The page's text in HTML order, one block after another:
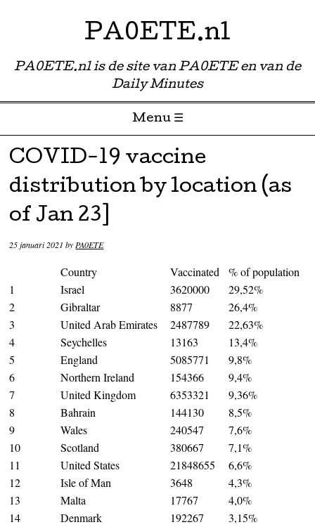
PA0ETE.nl
PA0ETE.nl is de site van PA0ETE en van de
Daily Minutes
Menu ☰
Skip to content
COVID-19 vaccine
distribution by location (as
of Jan 23]
25 januari 2021 byPA0ETE
Country Vaccinated
% of population
1
Israel 3620000
29,52%
2
Gibraltar 8877
26,4%
3
United Arab Emirates 2487789
22,63%
4
Seychelles 13163
13,4%
5
England 5085771
9,8%
6
Northern Ireland 154366
9,4%
7
United Kingdom 6353321
9,36%
8
Bahrain 144130
8,5%
9
Wales 240547
7,6%
10
Scotland 380667
7,1%
11
United States 21848655
6,6%
12
Isle of Man 3648
4,3%
13
Malta 17767
4,0%
14
Denmark 192267
3,15%